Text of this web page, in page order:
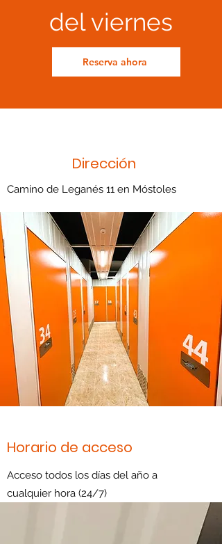
del viernes
Reserva ahora
Dirección
Camino de Leganés 11 en Móstoles
Horario de acceso
Acceso todos los días del año a
cualquier hora (24/7)